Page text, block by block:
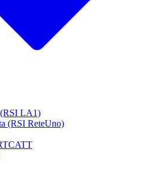
(RSI LA1)
(RSI ReteUno)